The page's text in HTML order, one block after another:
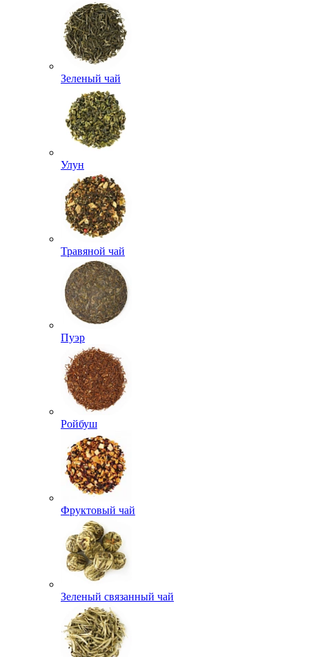
Зеленый чай
Улун
Травяной чай
Пуэр
Ройбуш
Фруктовый чай
Зеленый связанный чай